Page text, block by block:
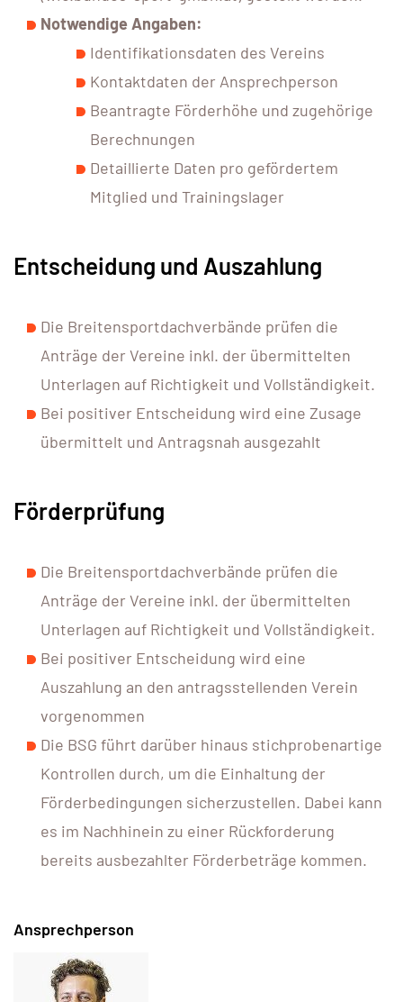
Notwendige Angaben:
Identifikationsdaten des Vereins
Kontaktdaten der Ansprechperson
Beantragte Förderhöhe und zugehörige
Berechnungen
Detaillierte Daten pro gefördertem
Mitglied und Trainingslager
Entscheidung und Auszahlung
Die Breitensportdachverbände prüfen die
Anträge der Vereine inkl. der übermittelten
Unterlagen auf Richtigkeit und Vollständigkeit.
Bei positiver Entscheidung wird eine Zusage
übermittelt und Antragsnah ausgezahlt
Förderprüfung
Die Breitensportdachverbände prüfen die
Anträge der Vereine inkl. der übermittelten
Unterlagen auf Richtigkeit und Vollständigkeit.
Bei positiver Entscheidung wird eine
Auszahlung an den antragsstellenden Verein
vorgenommen
Die BSG führt darüber hinaus stichprobenartige
Kontrollen durch, um die Einhaltung der
Förderbedingungen sicherzustellen. Dabei kann
es im Nachhinein zu einer Rückforderung
bereits ausbezahlter Förderbeträge kommen.
Ansprechperson